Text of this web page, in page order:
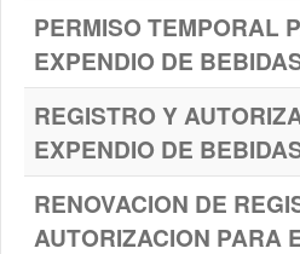
PERMISO TEMPORAL
EXPENDIO DE
REGISTRO Y
EXPENDIO DE
RENOVACION DE
AUTORIZACION PARA